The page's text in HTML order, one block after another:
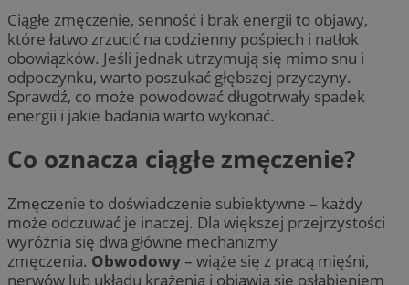
Ciągłe zmęczenie, senność i brak energii to objawy,
które łatwo zrzucić na codzienny pośpiech i natłok
obowiązków. Jeśli jednak utrzymują się mimo snu i
odpoczynku, warto poszukać głębszej przyczyny.
Sprawdź, co może powodować długotrwały spadek
energii i jakie badania warto wykonać.
Co oznacza ciągłe zmęczenie?
Zmęczenie to doświadczenie subiektywne – każdy
może odczuwać je inaczej. Dla większej przejrzystości
wyróżnia się dwa główne mechanizmy
zmęczenia. Obwodowy– wiąże się z pracą mięśni,
nerwów lub układu krążenia i objawia się osłabieniem